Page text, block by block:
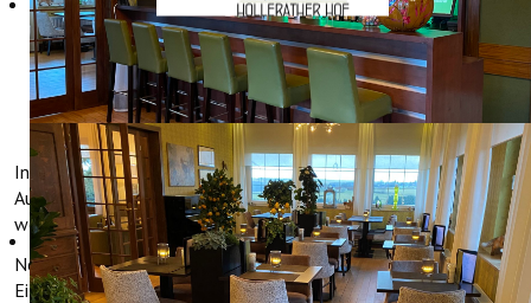
RESTAURANT
In unserem À-la-carte-Restaurant servieren wir eine große
Auswahl an Gerichten, die mit frischen Zutaten zubereitet
werden.
Neben regionalen Produkten, wie Wildschweingulasch vom
Eifeler Wildschwein und der berühmten Senfsuppe aus